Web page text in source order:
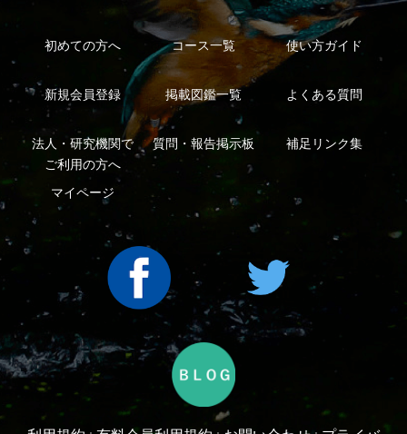
Copyright ©2016 Yama-kei Publishers co.,Ltd.
An impress Group Company. All rights reserved.